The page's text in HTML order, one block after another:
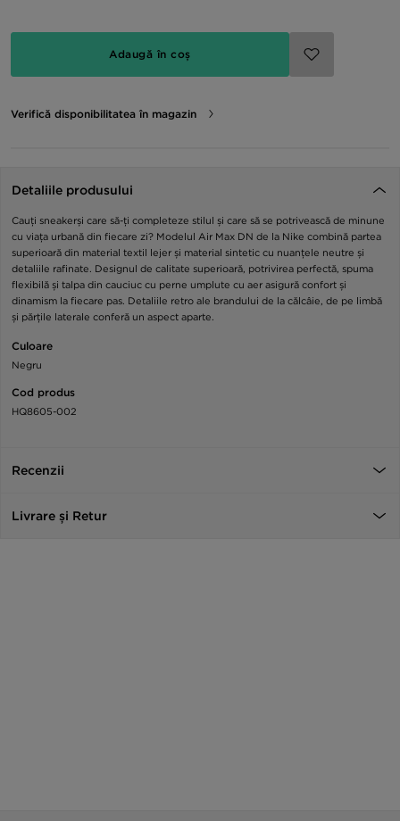
Adaugă în coș
Verifică disponibilitatea în magazin
Detaliile produsului
Cauți sneakerși care să-ți completeze stilul și care să se potrivească de minune
cu viața urbană din fiecare zi? Modelul Air Max DN de la Nike combină partea
superioară din material textil lejer și material sintetic cu nuanțele neutre și
detaliile rafinate. Designul de calitate superioară, potrivirea perfectă, spuma
flexibilă și talpa din cauciuc cu perne umplute cu aer asigură confort și
dinamism la fiecare pas. Detaliile retro ale brandului de la călcâie, de pe limbă
și părțile laterale conferă un aspect aparte.
Culoare
Negru
Cod produs
HQ8605-002
Recenzii
Livrare și Retur